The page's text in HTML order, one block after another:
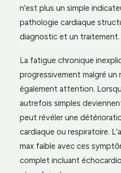
n’est plus un simple
pathologie cardiaque
diagnostic et un traitement.
La fatigue chronique
progressivement malgré
également attention.
autrefois simples
peut révéler une
cardiaque ou respiratoire.
max faible avec ces
complet incluant